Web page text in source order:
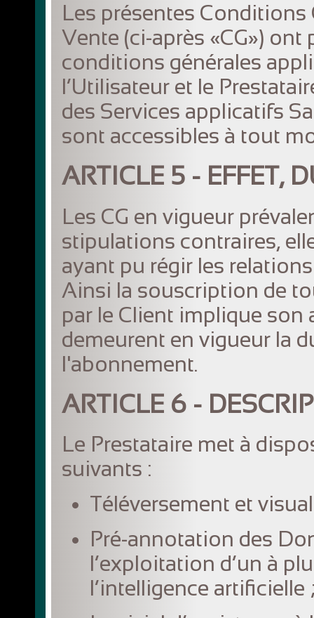
Les présentes Conditions
Vente (ci‐après «CG»)
conditions générales
l’Utilisateur et le
des Services applicatifs
sont accessibles à tout
ARTICLE 5 - EFFET,
Les CG en vigueur
stipulations contraires,
ayant pu régir les
Ainsi la souscription de
par le Client implique son
demeurent en vigueur la
l'abonnement.
ARTICLE 6 -
Le Prestataire met à
suivants :
Téléversement et
Pré-annotation des
l’exploitation d’un à
l’intelligence artificielle